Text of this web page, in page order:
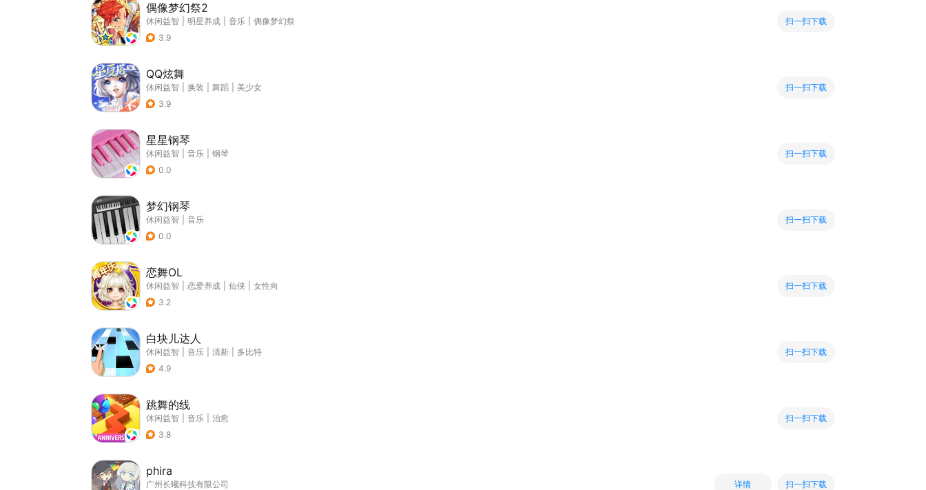
偶像梦幻祭2
休闲益智 明星养成 音乐
偶像梦幻祭
3.9
扫一扫下载
QQ炫舞
休闲益智 换装 舞蹈
美少女
3.9
扫一扫下载
星星钢琴
休闲益智 音乐
钢琴
0.0
扫一扫下载
梦幻钢琴
休闲益智
音乐
0.0
扫一扫下载
恋舞OL
休闲益智 恋爱养成 仙侠
女性向
3.2
扫一扫下载
白块儿达人
休闲益智 音乐 清新
多比特
4.9
扫一扫下载
跳舞的线
休闲益智 音乐
治愈
3.8
扫一扫下载
phira
广州长曦科技有限公司
详情 扫一扫下载